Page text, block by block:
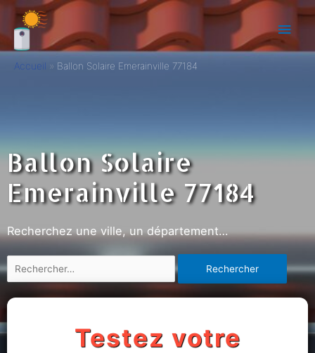
Accueil Ballon Solaire Emerainville 77184
Ballon Solaire
Emerainville 77184
Recherchez une ville, un département…
Testez votre